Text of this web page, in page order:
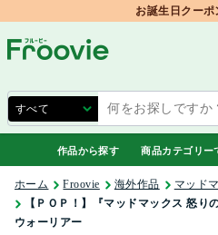
お誕生日クーポ
作品から探す 商品カテゴリー
ホーム Froovie 海外作品
マッド
【ＰＯＰ！】『マッドマックス 怒り
ウォーリアー